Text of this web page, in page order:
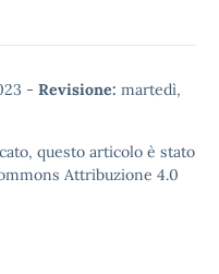
- Revisione: martedì,
questo articolo è stato
Attribuzione 4.0